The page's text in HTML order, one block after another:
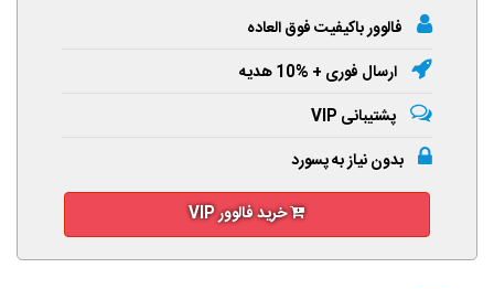
فالوور باکیفیت فوق العاده
ارسال فوری + %10 هدیه
پشتیبانی VIP
بدون نیاز به پسورد
خرید فالوور VIP